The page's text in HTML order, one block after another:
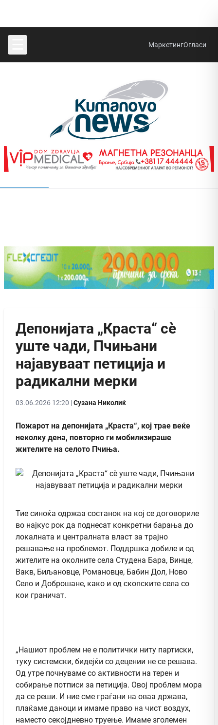
МаркетингОгласи
Депонијата „Краста“ сѐ
уште чади, Пчињани
најавуваат петиција и
радикални мерки
03.06.2026 12:20 |Сузана Николиќ
Пожарот на депонијата „Краста“, кој трае веќе
неколку дена, повторно ги мобилизираше
жителите на селото Пчиња.
Тие синоќа одржаа состанок на кој се договориле
во најкус рок да поднесат конкретни барања до
локалната и централната власт за трајно
решавање на проблемот. Поддршка добиле и од
жителите на околните села Студена Бара, Винце,
Вакв, Биљановце, Романовце, Бабин Дол, Ново
Село и Доброшане, како и од скопските села со
кои граничат.
„Нашиот проблем не е политички ниту партиски,
туку системски, бидејќи со децении не се решава.
Од утре почнуваме со активности на терен и
собирање потписи за петиција. Овој проблем мора
да се реши. И ние сме граѓани на оваа држава,
плаќаме даноци и имаме право на чист воздух,
наместо секојдневно труење. Имаме зголемен